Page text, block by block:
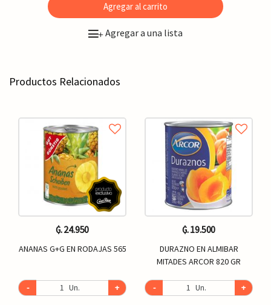
Agregar al carrito
+Agregar a una lista
Productos Relacionados
₲. 24.950
ANANAS G+G EN RODAJAS 565
- Un. +
₲. 19.500
DURAZNO EN ALMIBAR
MITADES ARCOR 820 GR
- Un. +